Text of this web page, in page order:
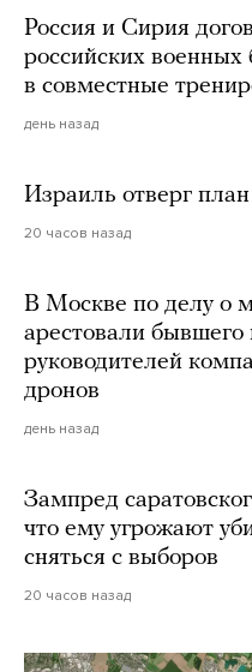
Россия и Сирия
российских военных
в совместные
день назад
Израиль отверг
20 часов назад
В Москве по делу о
арестовали
руководителей
дронов
день назад
Зампред
что ему угрожают
сняться с выборов
20 часов назад